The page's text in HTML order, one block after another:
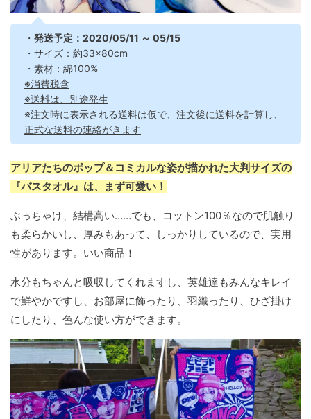
・ 発送予定：2020/05/11 ～ 05/15
・サイズ：約33×80cm
・素材：綿100%
※消費税含
※送料は、別途発生
※注文時に表示される送料は仮で、注文後に送料を計算し、
正式な送料の連絡がきます
アリアたちのポップ＆コミカルな姿が描かれた大判サイズの
『バスタオル』は、まず可愛い！
ぶっちゃけ、結構高い……でも、コットン100％なので肌触り
も柔らかいし、厚みもあって、しっかりしているので、実用
性があります。いい商品！
水分もちゃんと吸収してくれますし、英雄達もみんなキレイ
で鮮やかですし、お部屋に飾ったり、羽織ったり、ひざ掛け
にしたり、色んな使い方ができます。